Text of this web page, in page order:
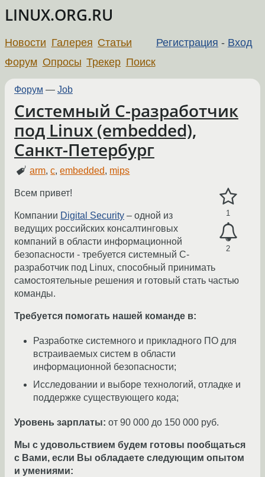
LINUX.ORG.RU
Регистрация - Вход
Новости Галерея Статьи
Форум Опросы Трекер Поиск
Форум — Job
Системный С-разработчик
под Linux (embedded),
Санкт-Петербург
arm,c,embedded, mips
1
2
Всем привет!
Компании Digital Security – одной из
ведущих российских консалтинговых
компаний в области информационной
безопасности - требуется системный С-
разработчик под Linux, способный принимать
самостоятельные решения и готовый стать частью
команды.
Требуется помогать нашей команде в:
Разработке системного и прикладного ПО для
встраиваемых систем в области
информационной безопасности;
Исследовании и выборе технологий, отладке и
поддержке существующего кода;
Уровень зарплаты: от 90 000 до 150 000 руб.
Мы с удовольствием будем готовы пообщаться
с Вами, если Вы обладаете следующим опытом
и умениями: